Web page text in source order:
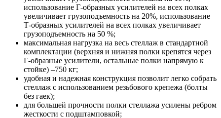
использование Г-образных усилителей на всех полках
увеличивает грузоподъемность на 20%, использование
Т-образных усилителей на всех полках увеличивает
грузоподъемность на 50 %;
максимальная нагрузка на весь стеллаж в стандартной
комплектации (верхняя и нижняя полки крепятся через
Г-образные усилители, остальные полки напрямую к
стойке) –750 кг;
удобная и надежная конструкция позволит легко собрать
стеллаж с использованием резьбового крепежа (болты
без гаек);
для большей прочности полки стеллажа усилены ребром
жесткости с подштамповкой;